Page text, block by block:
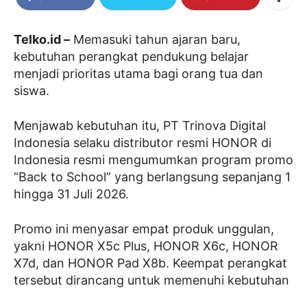
Telko.id – Memasuki tahun ajaran baru,
kebutuhan perangkat pendukung belajar
menjadi prioritas utama bagi orang tua dan
siswa.
Menjawab kebutuhan itu, PT Trinova Digital
Indonesia selaku distributor resmi HONOR di
Indonesia resmi mengumumkan program promo
“Back to School” yang berlangsung sepanjang 1
hingga 31 Juli 2026.
Promo ini menyasar empat produk unggulan,
yakni HONOR X5c Plus, HONOR X6c, HONOR
X7d, dan HONOR Pad X8b. Keempat perangkat
tersebut dirancang untuk memenuhi kebutuhan